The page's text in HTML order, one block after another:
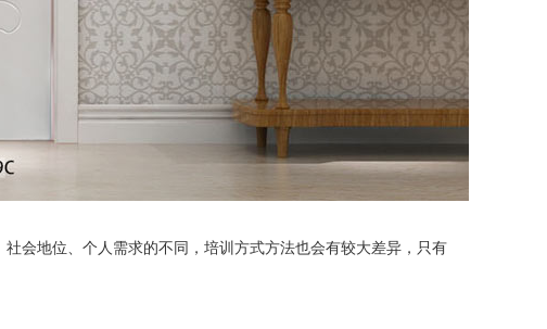
会地位、个人需求的不同，培训方式方法也会有较大差异，只有